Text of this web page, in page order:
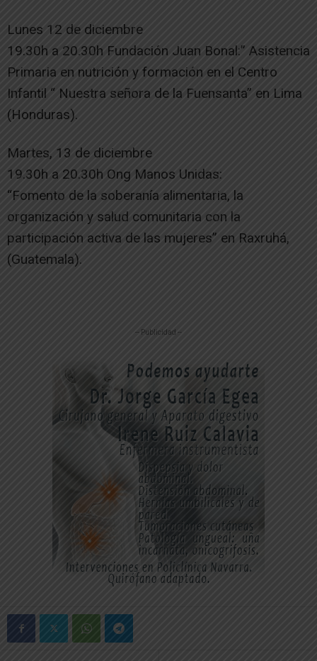
Lunes 12 de diciembre
19.30h a 20.30h Fundación Juan Bonal:” Asistencia
Primaria en nutrición y formación en el Centro
Infantil “ Nuestra señora de la Fuensanta” en Lima
(Honduras).
Martes, 13 de diciembre
19.30h a 20.30h Ong Manos Unidas:
“Fomento de la soberanía alimentaria, la
organización y salud comunitaria con la
participación activa de las mujeres” en Raxruhá,
(Guatemala).
-- Publicidad --